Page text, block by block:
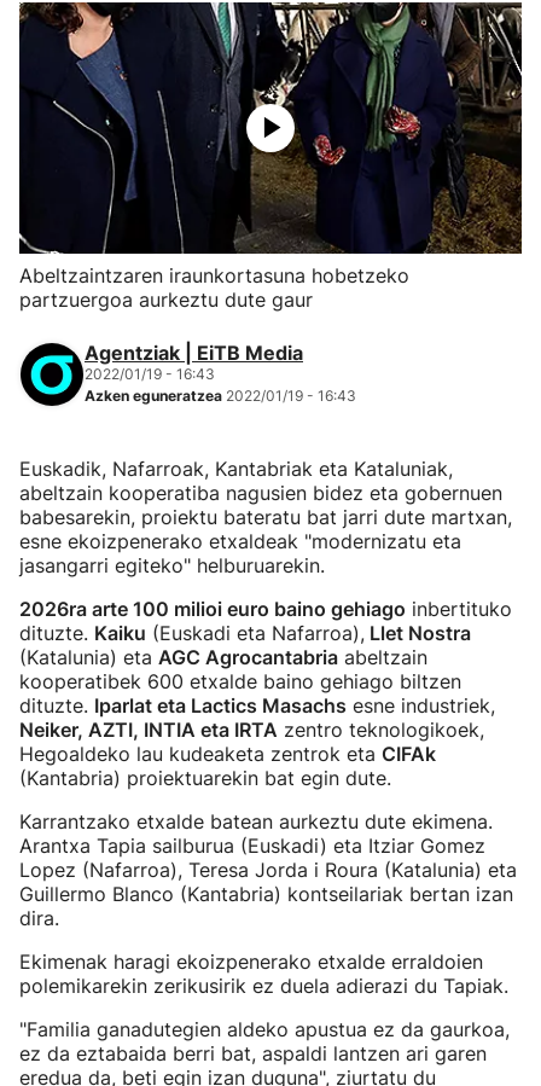
Abeltzaintzaren iraunkortasuna hobetzeko
partzuergoa aurkeztu dute gaur
Agentziak | EiTB Media
2022/01/19 - 16:43
Azken eguneratzea 2022/01/19 - 16:43
Euskadik, Nafarroak, Kantabriak eta Kataluniak,
abeltzain kooperatiba nagusien bidez eta gobernuen
babesarekin, proiektu bateratu bat jarri dute martxan,
esne ekoizpenerako etxaldeak "modernizatu eta
jasangarri egiteko" helburuarekin.
2026ra arte 100 milioi euro baino gehiago inbertituko
dituzte. Kaiku (Euskadi eta Nafarroa), Llet Nostra
(Katalunia) eta AGC Agrocantabria abeltzain
kooperatibek 600 etxalde baino gehiago biltzen
dituzte. Iparlat eta Lactics Masachs esne industriek,
Neiker, AZTI, INTIA eta IRTA zentro teknologikoek,
Hegoaldeko lau kudeaketa zentrok eta CIFAk
(Kantabria) proiektuarekin bat egin dute.
Karrantzako etxalde batean aurkeztu dute ekimena.
Arantxa Tapia sailburua (Euskadi) eta Itziar Gomez
Lopez (Nafarroa), Teresa Jorda i Roura (Katalunia) eta
Guillermo Blanco (Kantabria) kontseilariak bertan izan
dira.
Ekimenak haragi ekoizpenerako etxalde erraldoien
polemikarekin zerikusirik ez duela adierazi du Tapiak.
"Familia ganadutegien aldeko apustua ez da gaurkoa,
ez da eztabaida berri bat, aspaldi lantzen ari garen
eredua da, beti egin izan duguna", ziurtatu du